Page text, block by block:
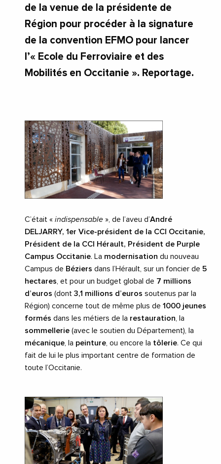
de la venue de la présidente de
Région pour procéder à la signature
de la convention EFMO pour lancer
l’« Ecole du Ferroviaire et des
Mobilités en Occitanie ». Reportage.
C’était « indispensable », de l’aveu d’André
DELJARRY, 1er Vice-président de la CCI Occitanie,
Président de la CCI Hérault, Président de Purple
Campus Occitanie. La modernisation du nouveau
Campus de Béziers dans l’Hérault, sur un foncier de 5
hectares, et pour un budget global de 7 millions
d’euros (dont 3,1 millions d’euros soutenus par la
Région) concerne tout de même plus de 1000 jeunes
formés dans les métiers de la restauration, la
sommellerie (avec le soutien du Département), la
mécanique, la peinture, ou encore la tôlerie. Ce qui
fait de lui le plus important centre de formation de
toute l’Occitanie.